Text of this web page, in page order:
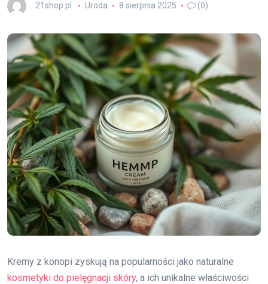
21shop.pl Uroda 8 sierpnia 2025 (0)
Kremy z konopi zyskują na popularności jako naturalne
kosmetyki do pielęgnacji skóry, a ich unikalne właściwości